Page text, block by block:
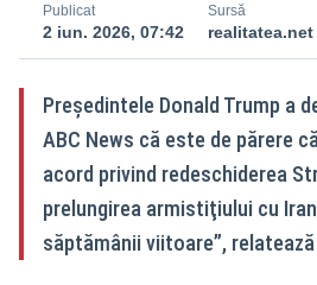
Publicat
2 iun. 2026, 07:42
Sursă
realitatea.net
Preşedintele Donald Trump a
ABC News că este de părere
acord privind redeschiderea
prelungirea armistiţiului cu
săptămânii viitoare”, relatează